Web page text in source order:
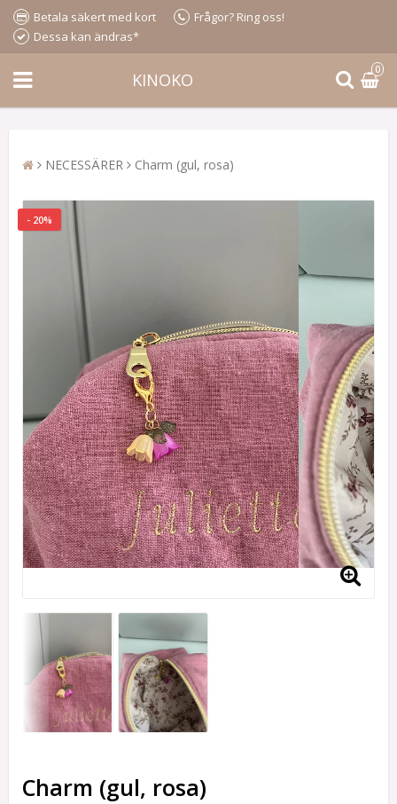
Betala säkert med kort
Frågor? Ring oss!
Dessa kan ändras*
KINOKO
0
NECESSÄRER Charm (gul, rosa)
- 20%
Charm (gul, rosa)